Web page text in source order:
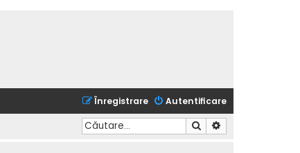
Autentificare
Înregistrare
Căutare